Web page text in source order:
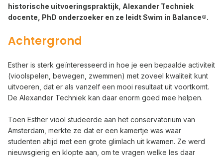
historische uitvoeringspraktijk, Alexander Techniek
docente, PhD onderzoeker en ze leidt Swim in Balance®.
Achtergrond
Esther is sterk geïnteresseerd in hoe je een bepaalde activiteit
(vioolspelen, bewegen, zwemmen) met zoveel kwaliteit kunt
uitvoeren, dat er als vanzelf een mooi resultaat uit voortkomt.
De Alexander Techniek kan daar enorm goed mee helpen.
Toen Esther viool studeerde aan het conservatorium van
Amsterdam, merkte ze dat er een kamertje was waar
studenten altijd met een grote glimlach uit kwamen. Ze werd
nieuwsgierig en klopte aan, om te vragen welke les daar